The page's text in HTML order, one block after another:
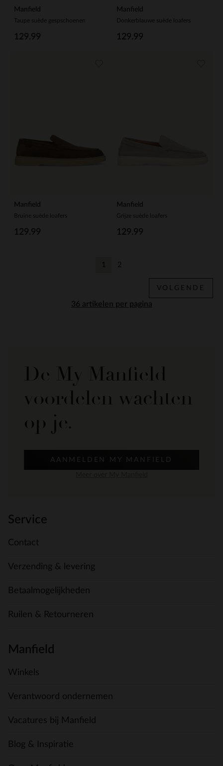
Manfield
Taupe suède gespschoenen
129.99
Manfield
Donkerblauwe suède loafers
129.99
Manfield
Bruine suède loafers
129.99
Manfield
Grijze suède loafers
129.99
per pagina
1 2
VOLGENDE
De My Manfield
voordelen wachten
op je.
AANMELDEN MY MANFIELD
Service
Contact
Verzending & levering
Betaalmogelijkheden
Ruilen & Retourneren
Manfield
Winkels
Verantwoord ondernemen
Vacatures bij Manfield
Blog & Inspiratie